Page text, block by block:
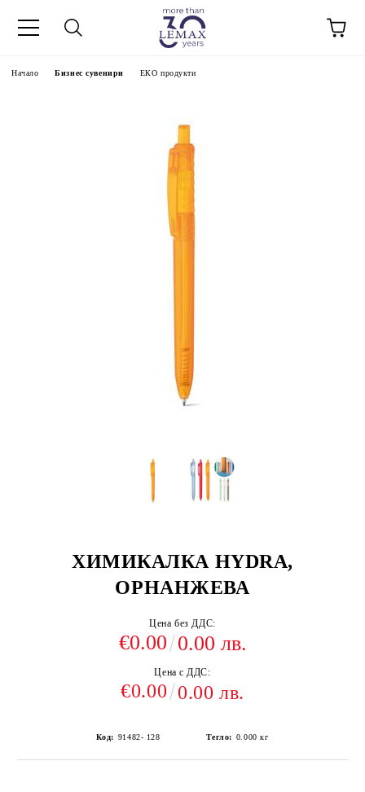
Начало Бизнес сувенири ЕКО продукти
ХИМИКАЛКА HYDRA,
ОРНАНЖЕВА
Цена без ДДС:
€0.00 0.00 лв.
Цена с ДДС:
€0.00 0.00 лв.
Код: 91482- 128 Тегло: 0.000 кг